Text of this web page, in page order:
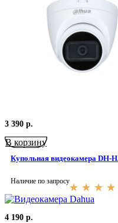
3 390 р.
В корзину
Купольная видеокамера DH-
Наличие по запросу
★ ★ ★ ★
4 190 р.